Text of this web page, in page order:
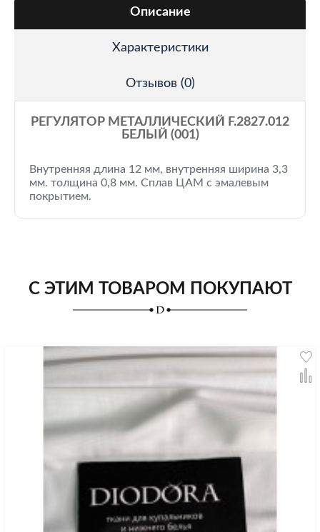
Описание
Характеристики
Отзывов (0)
РЕГУЛЯТОР МЕТАЛЛИЧЕСКИЙ F.2827.012
БЕЛЫЙ (001)
Внутренняя длина 12 мм, внутренняя ширина 3,3
мм. толщина 0,8 мм. Сплав ЦАМ с эмалевым
покрытием.
С ЭТИМ ТОВАРОМ ПОКУПАЮТ